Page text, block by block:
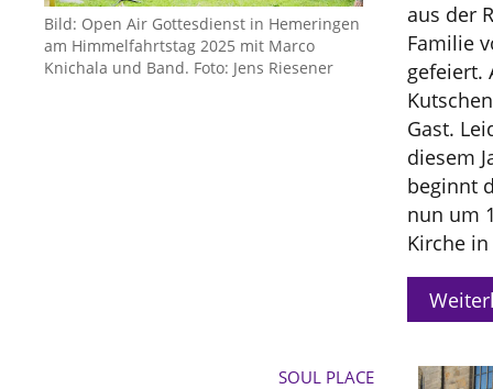
Bild: Open Air Gottesdienst in Hemeringen
am Himmelfahrtstag 2025 mit Marco
Knichala und Band. Foto: Jens Riesener
aus der
Familie
gefeiert.
Gast.
diesem
beginnt
nun um
Kirche
SOUL PLACE